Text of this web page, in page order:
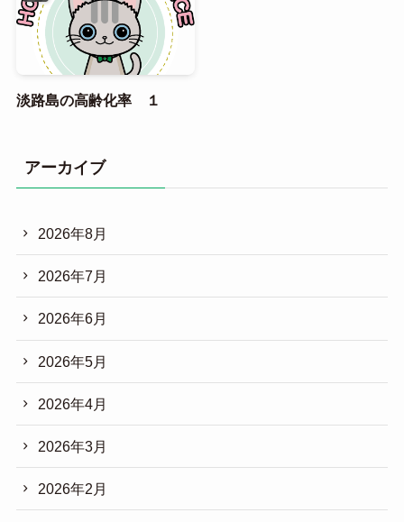
淡路島の高齢化率 １
アーカイブ
2026年8月
2026年7月
2026年6月
2026年5月
2026年4月
2026年3月
2026年2月